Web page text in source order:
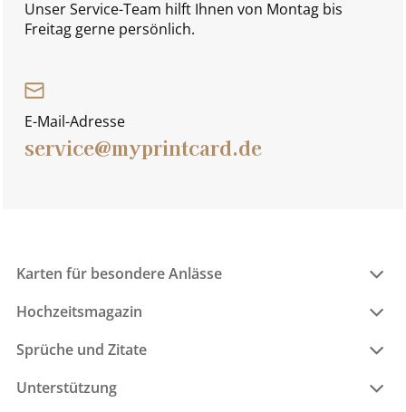
Unser Service-Team hilft Ihnen von Montag bis
Freitag gerne persönlich.
E-Mail-Adresse
service@myprintcard.de
Karten für besondere Anlässe
Hochzeitsmagazin
Sprüche und Zitate
Unterstützung